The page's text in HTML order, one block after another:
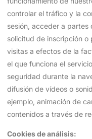
controlar el tráfico y la
sesión, acceder a partes
solicitud de inscripción
visitas a efectos de la
el que funciona el
seguridad durante la
difusión de vídeos o
ejemplo, animación de
contenidos a través de
Cookies de análisis: